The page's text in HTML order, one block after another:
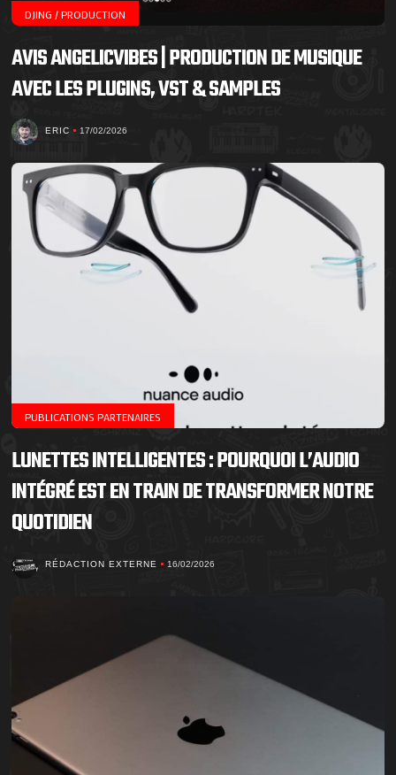
DJING / PRODUCTION
AVIS ANGELICVIBES | PRODUCTION DE MUSIQUE
AVEC LES PLUGINS, VST & SAMPLES
ERIC 17/02/2026
PUBLICATIONS PARTENAIRES
LUNETTES INTELLIGENTES : POURQUOI L’AUDIO
INTÉGRÉ EST EN TRAIN DE TRANSFORMER NOTRE
QUOTIDIEN
RÉDACTION EXTERNE 16/02/2026